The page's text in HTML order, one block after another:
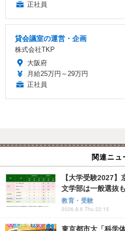
正社員
貸会議室の運営・企画
株式会社TKP
大阪府
月給25万円～29万円
正社員
関連ニュ
【大学受験2027
文学部は一般選抜
教育・受験
2026.8.6 Thu 22:15
東京都市大「科学